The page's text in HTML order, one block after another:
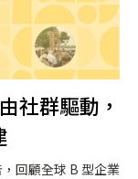
社群驅動，
回顧全球 B 型企業